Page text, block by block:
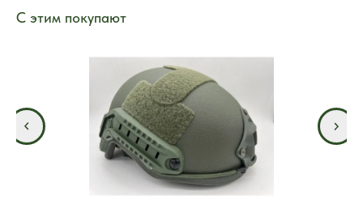
С этим покупают